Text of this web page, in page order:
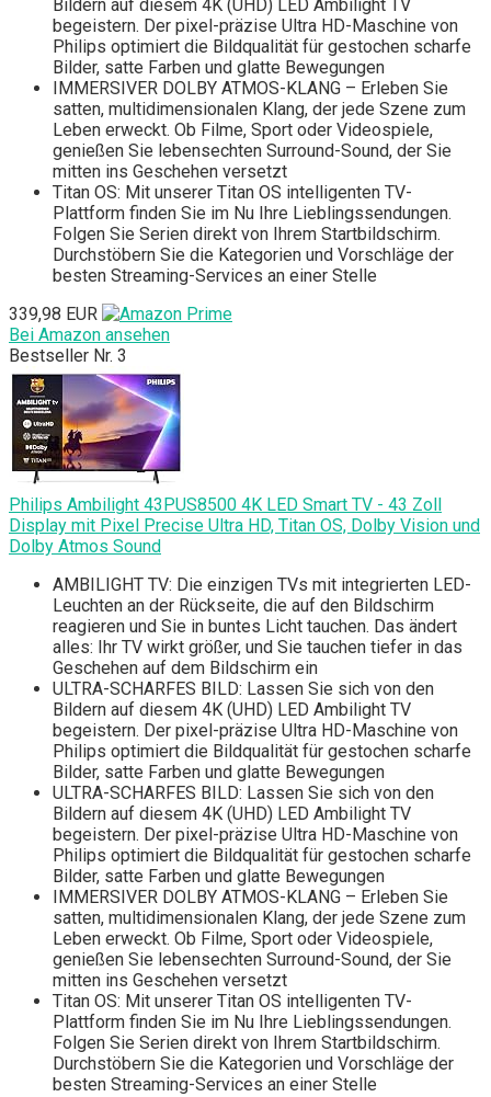
Bildern auf diesem 4K (UHD) LED Ambilight TV
begeistern. Der pixel-präzise Ultra HD-Maschine von
Philips optimiert die Bildqualität für gestochen scharfe
Bilder, satte Farben und glatte Bewegungen
IMMERSIVER DOLBY ATMOS-KLANG – Erleben Sie
satten, multidimensionalen Klang, der jede Szene zum
Leben erweckt. Ob Filme, Sport oder Videospiele,
genießen Sie lebensechten Surround-Sound, der Sie
mitten ins Geschehen versetzt
Titan OS: Mit unserer Titan OS intelligenten TV-
Plattform finden Sie im Nu Ihre Lieblingssendungen.
Folgen Sie Serien direkt von Ihrem Startbildschirm.
Durchstöbern Sie die Kategorien und Vorschläge der
besten Streaming-Services an einer Stelle
339,98 EUR
Bei Amazon ansehen
Bestseller Nr. 3
Philips Ambilight 43PUS8500 4K LED Smart TV - 43 Zoll
Display mit Pixel Precise Ultra HD, Titan OS, Dolby Vision und
Dolby Atmos Sound
AMBILIGHT TV: Die einzigen TVs mit integrierten LED-
Leuchten an der Rückseite, die auf den Bildschirm
reagieren und Sie in buntes Licht tauchen. Das ändert
alles: Ihr TV wirkt größer, und Sie tauchen tiefer in das
Geschehen auf dem Bildschirm ein
ULTRA-SCHARFES BILD: Lassen Sie sich von den
Bildern auf diesem 4K (UHD) LED Ambilight TV
begeistern. Der pixel-präzise Ultra HD-Maschine von
Philips optimiert die Bildqualität für gestochen scharfe
Bilder, satte Farben und glatte Bewegungen
ULTRA-SCHARFES BILD: Lassen Sie sich von den
Bildern auf diesem 4K (UHD) LED Ambilight TV
begeistern. Der pixel-präzise Ultra HD-Maschine von
Philips optimiert die Bildqualität für gestochen scharfe
Bilder, satte Farben und glatte Bewegungen
IMMERSIVER DOLBY ATMOS-KLANG – Erleben Sie
satten, multidimensionalen Klang, der jede Szene zum
Leben erweckt. Ob Filme, Sport oder Videospiele,
genießen Sie lebensechten Surround-Sound, der Sie
mitten ins Geschehen versetzt
Titan OS: Mit unserer Titan OS intelligenten TV-
Plattform finden Sie im Nu Ihre Lieblingssendungen.
Folgen Sie Serien direkt von Ihrem Startbildschirm.
Durchstöbern Sie die Kategorien und Vorschläge der
besten Streaming-Services an einer Stelle